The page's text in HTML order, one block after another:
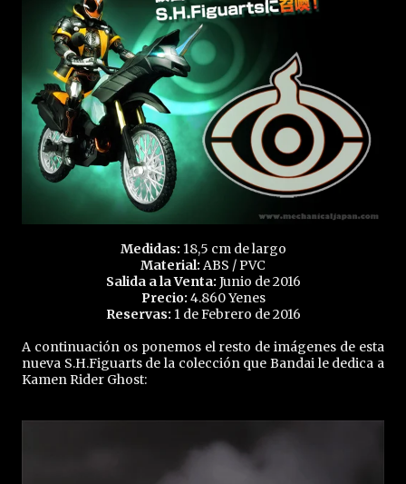
Medidas: 18,5 cm de largo
Material: ABS / PVC
Salida a la Venta: Junio de 2016
Precio: 4.860 Yenes
Reservas: 1 de Febrero de 2016
A continuación os ponemos el resto de imágenes de esta
nueva S.H.Figuarts de la colección que Bandai le dedica a
Kamen Rider Ghost: